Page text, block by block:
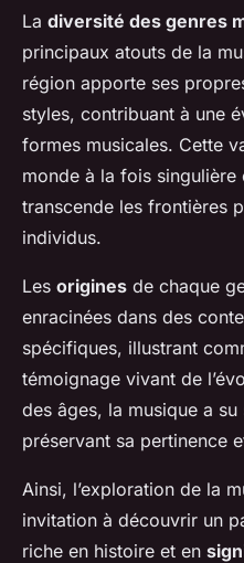
La diversité des genres
principaux atouts de la
région apporte ses
styles, contribuant à une
formes musicales. Cette
monde à la fois
transcende les frontières
individus.
Les origines de chaque
enracinées dans des
spécifiques, illustrant
témoignage vivant de
des âges, la musique a su
préservant sa pertinence
Ainsi, l’exploration de la
invitation à découvrir un
riche en histoire et en